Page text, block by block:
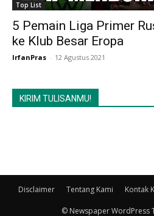
Top List
5 Pemain Liga Primer
ke Klub Besar Eropa
IrfanPras - 12 Agustus 2021
KIRIM TULISANMU!
Disclaimer Tentang Kami Kontak
© Newspaper WordPress